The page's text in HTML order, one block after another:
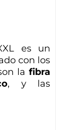
es un
con los
la fibra
, y las